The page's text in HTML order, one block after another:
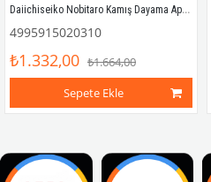
Daiichiseiko Nobitaro Kamış Dayama Aparatı
4995915020310
₺1.332,00 ₺1.664,00
Sepete Ekle